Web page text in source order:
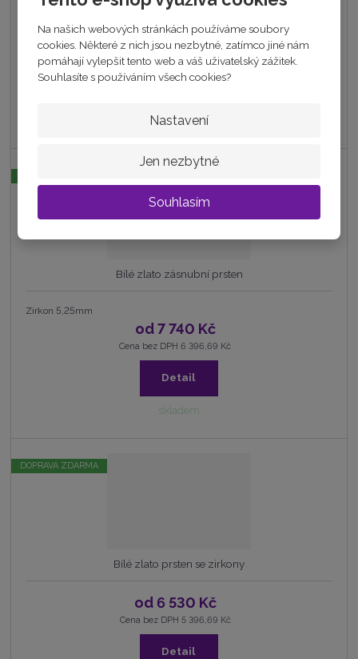
Na našich webových stránkách používáme soubory
cookies. Některé z nich jsou nezbytné, zatímco jiné nám
pomáhají vylepšit tento web a váš uživatelský zážitek.
Souhlasíte s používáním všech cookies?
Nastavení
Jen nezbytné
Souhlasím
od10 050 Kč
Cena bez DPH 8 305,79 Kč
skladem
Bílé zlato zásnubní prsten
Zirkon 5,25mm
od7 740 Kč
Cena bez DPH 6 396,69 Kč
Detail
skladem
Bílé zlato prsten se zirkony
DOPRAVA ZDARMA
od 6 530 Kč
Cena bez DPH 5 396,69 Kč
Detail